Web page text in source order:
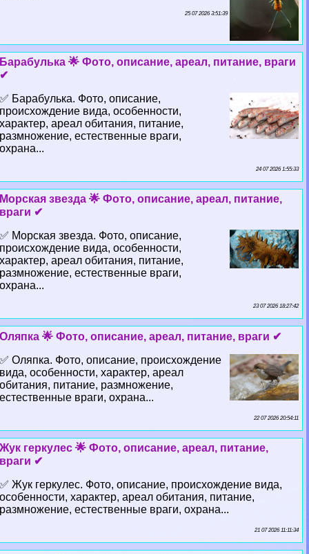
25 07 2026 3:51:39
Баpaбулька 🌟 Фото, описание, ареал, питание, враги
✔
✅ Баpaбулька. Фото, описание,
происхождение вида, особенности,
хаpaктер, ареал обитания, питание,
размножение, естественные враги,
охрана...
24 07 2026 1:55:33
Морская звезда 🌟 Фото, описание, ареал, питание,
враги ✔
✅ Морская звезда. Фото, описание,
происхождение вида, особенности,
хаpaктер, ареал обитания, питание,
размножение, естественные враги,
охрана...
23 07 2026 18:27:42
Оляпка 🌟 Фото, описание, ареал, питание, враги ✔
✅ Оляпка. Фото, описание, происхождение
вида, особенности, хаpaктер, ареал
обитания, питание, размножение,
естественные враги, охрана...
22 07 2026 20:54:11
Жук геркулес 🌟 Фото, описание, ареал, питание,
враги ✔
✅ Жук геркулес. Фото, описание, происхождение вида,
особенности, хаpaктер, ареал обитания, питание,
размножение, естественные враги, охрана...
21 07 2026 11:11:34